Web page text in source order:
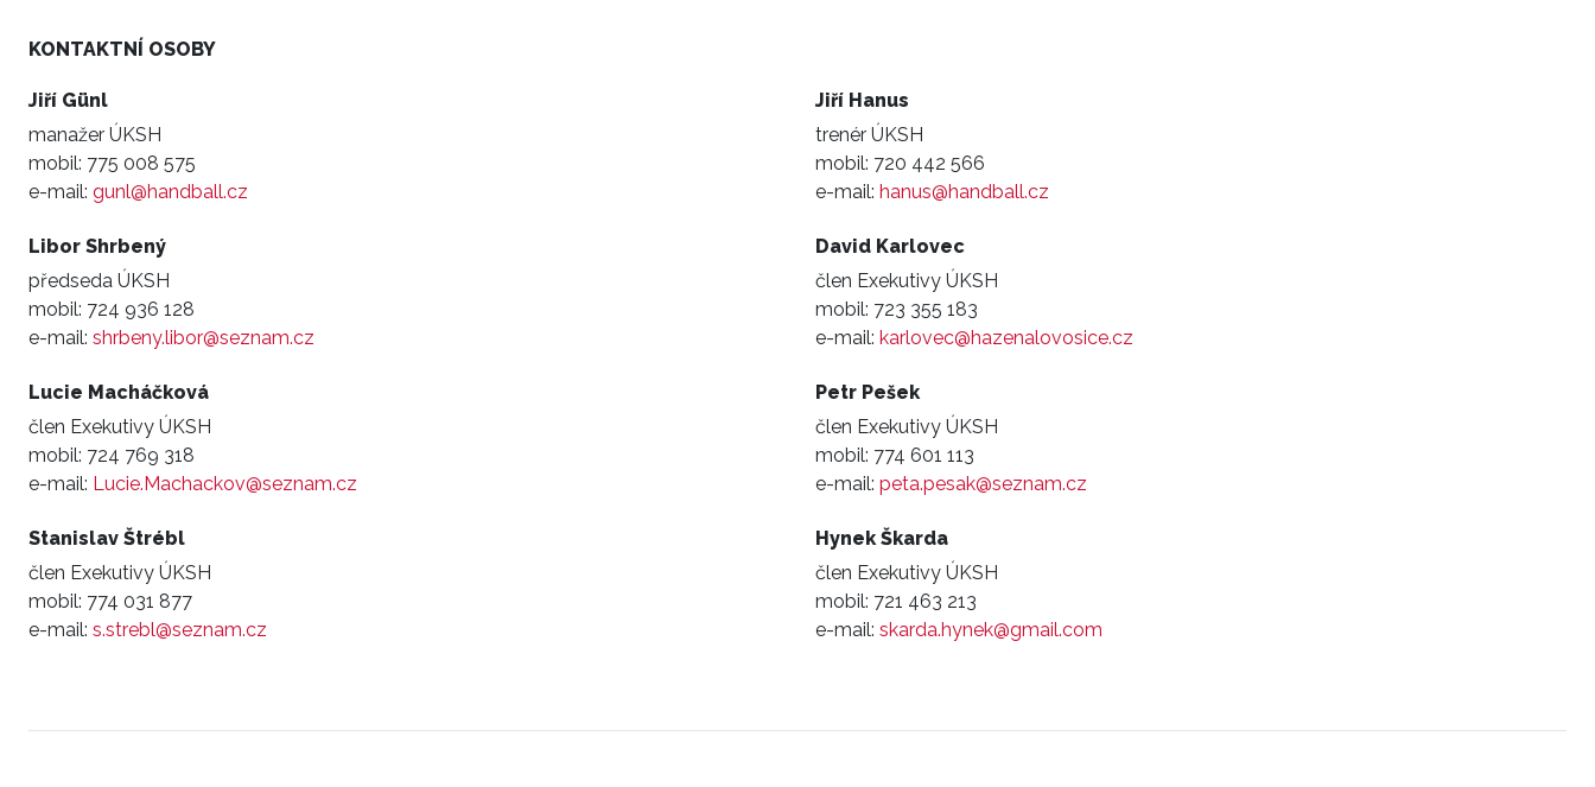
KONTAKTNÍ OSOBY
Jiří Günl
manažer ÚKSH
mobil: 775 008 575
e-mail: gunl@handball.cz
Jiří Hanus
trenér ÚKSH
mobil: 720 442 566
e-mail: hanus@handball.cz
Libor Shrbený
předseda ÚKSH
mobil: 724 936 128
e-mail: shrbeny.libor@seznam.cz
David Karlovec
člen Exekutivy ÚKSH
mobil: 723 355 183
e-mail: karlovec@hazenalovosice.cz
Lucie Macháčková
člen Exekutivy ÚKSH
mobil: 724 769 318
e-mail: Lucie.Machackov@seznam.cz
Petr Pešek
člen Exekutivy ÚKSH
mobil: 774 601 113
e-mail: peta.pesak@seznam.cz
Stanislav Štrébl
člen Exekutivy ÚKSH
mobil: 774 031 877
e-mail: s.strebl@seznam.cz
Hynek Škarda
člen Exekutivy ÚKSH
mobil: 721 463 213
e-mail: skarda.hynek@gmail.com